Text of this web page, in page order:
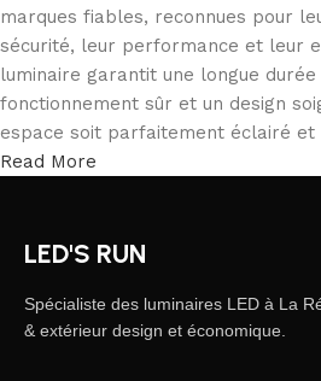
marques fiables, reconnues pour
sécurité, leur performance et leur
luminaire garantit une longue durée
fonctionnement sûr et un design
espace soit parfaitement éclairé et
Read More
LED'S RUN
Spécialiste des luminaires LED à La
& extérieur design et économique.